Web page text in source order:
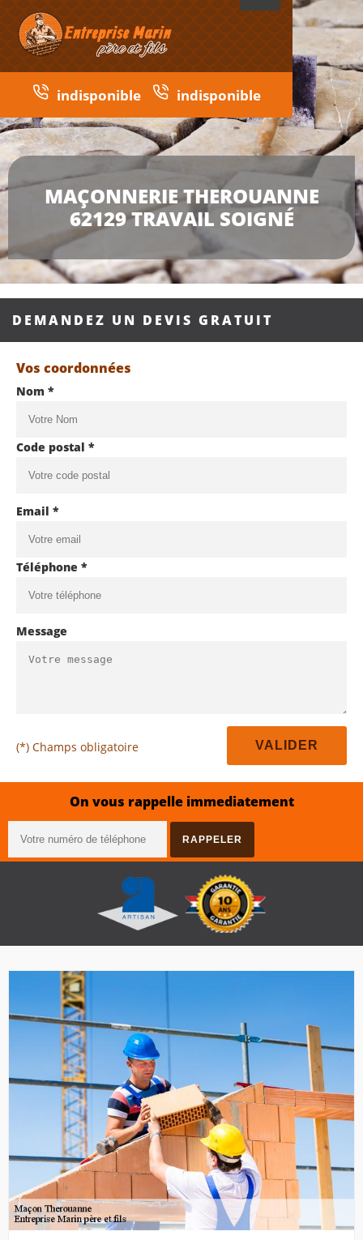
indisponible indisponible
MAÇONNERIE THEROUANNE
62129 TRAVAIL SOIGNÉ
DEMANDEZ UN DEVIS GRATUIT
Vos coordonnées
Nom *
Code postal *
Email *
Téléphone *
Message
(*) Champs obligatoire
On vous rappelle immediatement